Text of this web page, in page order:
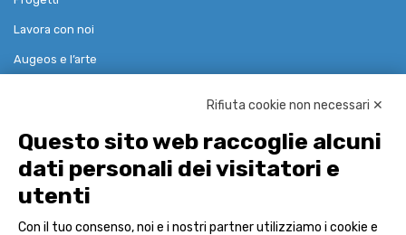
Lavora con noi
Augeos e l’arte
Soluzioni
Governance Risk Compliance
Rifiuta cookie non necessari ✕
Questo sito web raccoglie alcuni
dati personali dei visitatori e
utenti
Con il tuo consenso, noi e i nostri partner utilizziamo i cookie e